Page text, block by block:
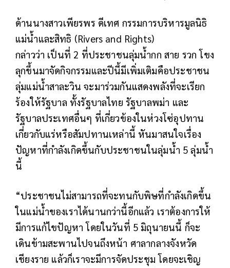
ด้านนางสาวเพียรพร ดีเทศ กรรมการบริหารมูลนิธิ
แม่น้ำและสิทธิ (Rivers and Rights)
กล่าวว่า เป็นที่ 2 ที่ประชาชนลุ่มน้ำกก สาย รวก โขง
ลุกขึ้นมาจัดกิจกรรมและปีนี้มีเพิ่มเติมคือประชาชน
ลุ่มแม่น้ำสาละวิน จะมาร่วมกันแสดงพลังที่จะเรียก
ร้องให้รัฐบาล ทั้งรัฐบาลไทย รัฐบาลพม่า และ
รัฐบาลประเทศอื่นๆ ที่เกี่ยวข้องในห่วงโซ่อุปทาน
เกี่ยวกับแร่หรือสัมปทานเหล่านี้ หันมาสนใจเรื่อง
ปัญหาที่กำลังเกิดขึ้นกับประชาชนในลุ่มน้ำ 5 ลุ่มน้ำ
นี้
“ประชาชนไม่สามารถที่จะทนกับพิษที่กำลังเกิดขึ้น
ในแม่น้ำของเราได้นานกว่านี้อีกแล้ว เราต้องการให้
มีการแก้ไขปัญหา โดยในวันที่ 5 มิถุนายนนี้ ก็จะ
เดินข้ามสะพานไปจนถึงหน้า ศาลากลางจังหวัด
เชียงราย แล้วก็เราจะมีการจัดประชุม โดยจะเชิญ